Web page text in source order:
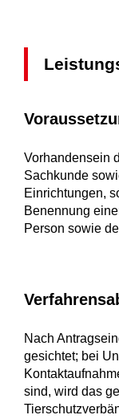
Vorhandensein
Sachkunde
Einrichtungen,
Benennung
Person sowie
Nach
gesichtet; bei
sind, wird das